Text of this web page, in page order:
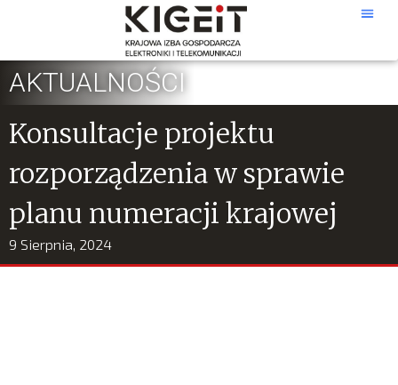
AKTUALNOŚCI
Konsultacje projektu
rozporządzenia w sprawie
planu numeracji krajowej
9 Sierpnia, 2024